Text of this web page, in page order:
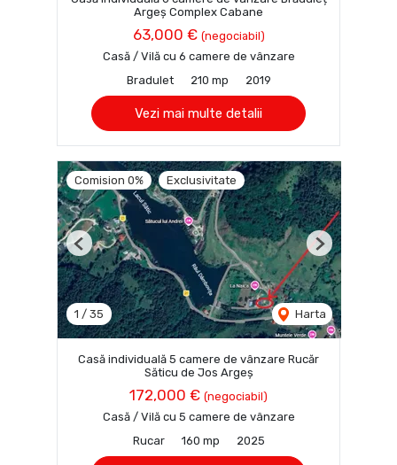
Argeș Complex Cabane
63,000 € (negociabil)
Casă / Vilă cu 6 camere de vânzare
Bradulet
210 mp 2019
Vezi mai multe detalii
Comision 0% Exclusivitate
1 / 35 Harta
Previous Next
Casă individuală 5 camere de vânzare Rucăr
Săticu de Jos Argeș
172,000 € (negociabil)
Casă / Vilă cu 5 camere de vânzare
Rucar
160 mp 2025